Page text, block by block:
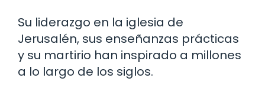
Su liderazgo en la iglesia de
Jerusalén, sus enseñanzas prácticas
y su martirio han inspirado a millones
a lo largo de los siglos.